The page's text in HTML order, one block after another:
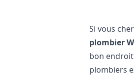
Si vous
plombier
bon
plombiers